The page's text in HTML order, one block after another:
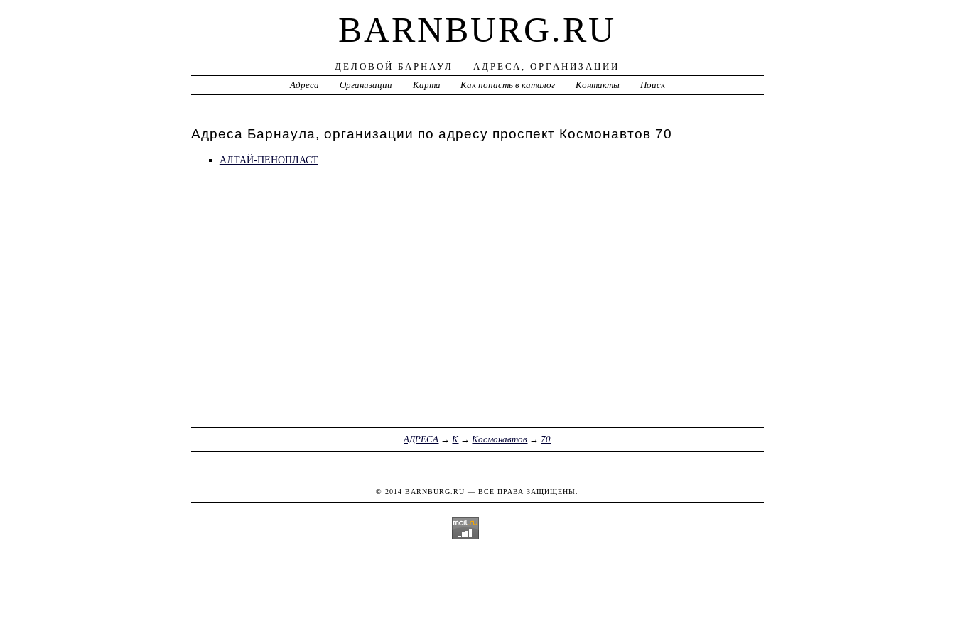
BARNBURG.RU
ДЕЛОВОЙ БАРНАУЛ — АДРЕСА, ОРГАНИЗАЦИИ
Адреса
Организации Карта Как попасть в каталог Контакты Поиск
Адреса Барнаула, организации по адресу проспект Космонавтов 70
АЛТАЙ-ПЕНОПЛАСТ
АДРЕСА →К →Космонавтов → 70
© 2014BARNBURG.RU — ВСЕ ПРАВА ЗАЩИЩЕНЫ.